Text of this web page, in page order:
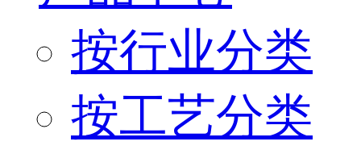
按行业分类
按工艺分类